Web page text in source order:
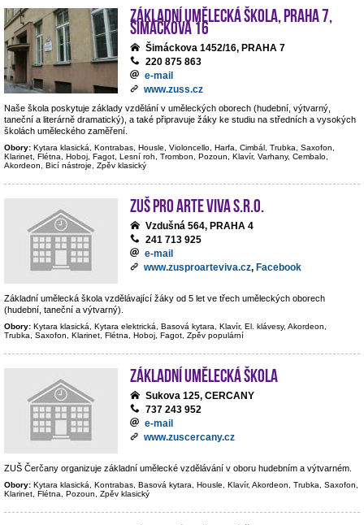
Základní umělecká škola, Praha 7,
Šimáčkova 16
Šimáckova 1452/16, PRAHA 7
220 875 863
e-mail
www.zuss.cz
Naše škola poskytuje základy vzdělání v uměleckých oborech (hudební, výtvarný,
taneční a literárně dramatický), a také připravuje žáky ke studiu na středních a vysokých
školách uměleckého zaměření.
Obory: Kytara klasická, Kontrabas, Housle, Violoncello, Harfa, Cimbál, Trubka, Saxofon,
Klarinet, Flétna, Hoboj, Fagot, Lesní roh, Trombon, Pozoun, Klavír, Varhany, Cembalo,
Akordeon, Bicí nástroje, Zpěv klasický
ZUŠ PRO ARTE VIVA s.r.o.
Vzdušná 564, PRAHA 4
241 713 925
e-mail
www.zusproarteviva.cz, Facebook
Základní umělecká škola vzdělávající žáky od 5 let ve třech uměleckých oborech
(hudební, taneční a výtvarný).
Obory: Kytara klasická, Kytara elektrická, Basová kytara, Klavír, El. klávesy, Akordeon,
Trubka, Saxofon, Klarinet, Flétna, Hoboj, Fagot, Zpěv populární
Základní umělecká škola
Sukova 125, CERCANY
737 243 952
e-mail
www.zuscercany.cz
ZUŠ Čerčany organizuje základní umělecké vzdělávání v oboru hudebním a výtvarném.
Obory: Kytara klasická, Kontrabas, Basová kytara, Housle, Klavír, Akordeon, Trubka, Saxofon,
Klarinet, Flétna, Pozoun, Zpěv klasický